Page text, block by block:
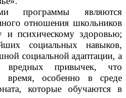
программы являются
отношения школьников
и психическому здоровью;
социальных навыков,
социальной адаптации, а
вредных привычек, что
время, особенно в среде
которые обучаются в